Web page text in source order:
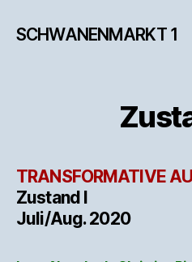
SCHWANENMARKT 1
TRANSFORMATIVE
Zustand I
Juli/Aug. 2020